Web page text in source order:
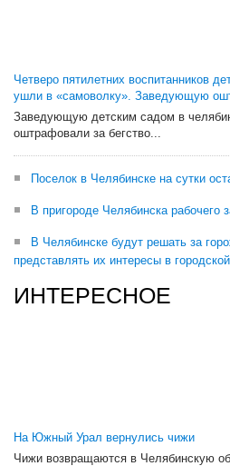
Четверо пятилетних воспитанников
ушли в «самоволку». Заведующую
Заведующую детским садом в
оштрафовали за бегство...
Поселок в Челябинске на сутки
В пригороде Челябинска рабочего
В Челябинске будут решать за
представлять их интересы в
ИНТЕРЕСНОЕ
На Южный Урал вернулись чижи
Чижи возвращаются в Челябинскую